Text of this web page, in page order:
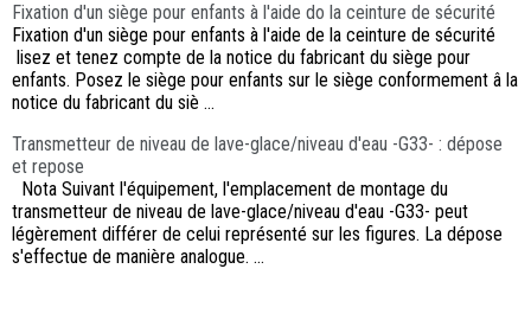
Fixation d'un siège pour enfants à l'aide do la ceinture de sécurité
Fixation d'un siège pour enfants à l'aide de la ceinture de sécurité
lisez et tenez compte de la notice du fabricant du siège pour
enfants. Posez le siège pour enfants sur le siège conformement â la
notice du fabricant du siè ...
Transmetteur de niveau de lave-glace/niveau d'eau -G33- : dépose
et repose
Nota Suivant l'équipement, l'emplacement de montage du
transmetteur de niveau de lave-glace/niveau d'eau -G33- peut
légèrement différer de celui représenté sur les figures. La dépose
s'effectue de manière analogue. ...